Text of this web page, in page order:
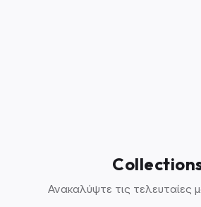
Ανακαλύψτε τις τελευταίες